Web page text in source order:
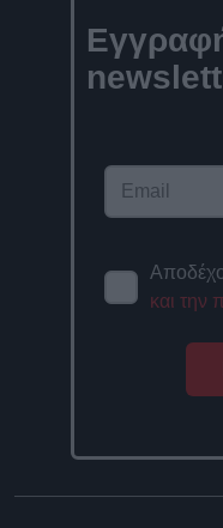
και την